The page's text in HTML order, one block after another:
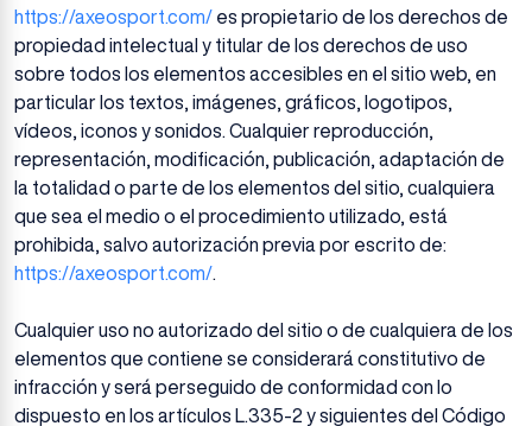
https://axeosport.com/ es propietario de los derechos de
propiedad intelectual y titular de los derechos de uso
sobre todos los elementos accesibles en el sitio web, en
particular los textos, imágenes, gráficos, logotipos,
vídeos, iconos y sonidos. Cualquier reproducción,
representación, modificación, publicación, adaptación de
la totalidad o parte de los elementos del sitio, cualquiera
que sea el medio o el procedimiento utilizado, está
prohibida, salvo autorización previa por escrito de:
https://axeosport.com/
Cualquier uso no autorizado del sitio o de cualquiera de los
elementos que contiene se considerará constitutivo de
infracción y será perseguido de conformidad con lo
dispuesto en los artículos L.335-2 y siguientes del Código